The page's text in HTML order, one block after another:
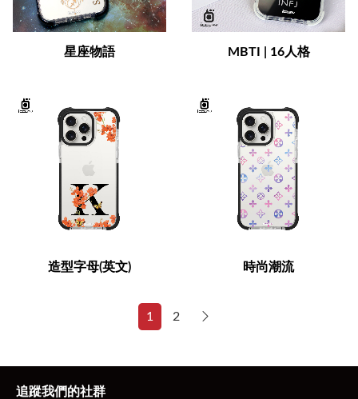
星座物語 MBTI | 16人格
造型字母(英文) 時尚潮流
1 2
追蹤我們的社群